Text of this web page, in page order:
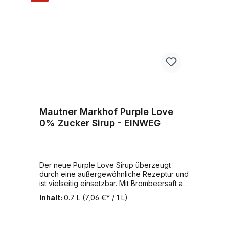
Mautner Markhof Purple Love
0% Zucker Sirup - EINWEG
Der neue Purple Love Sirup überzeugt
durch eine außergewöhnliche Rezeptur und
ist vielseitig einsetzbar. Mit Brombeersaft als
fruchtige Basis, Lavendelextrakt für eine
feine, florale Note und ein Hauch
Inhalt: 0.7 L (7,06 €* / 1 L)